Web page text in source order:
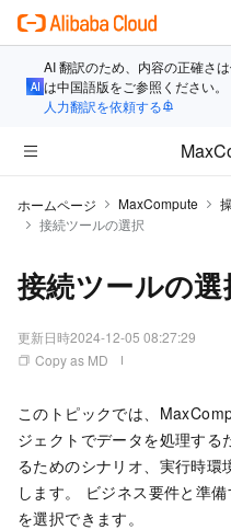
AI 翻訳のため、内容の正確さ
は中国語版をご参照ください。
人力翻訳を依頼する
ホームページ MaxCompute
接続ツールの選択
接続ツールの選
更新日時2024-12-05 08:27:29
Copy as MD
このトピックでは、
ジェクトでデータを処理する
るためのシナリオ、実行時環
します。 ビジネス要件と準
を選択できます。